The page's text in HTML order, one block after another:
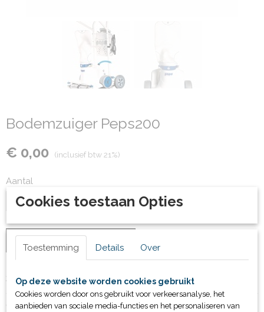
Bodemzuiger Peps200
€ 0,00 (inclusief btw 21%)
Aantal
IN WINKELWAGEN
Specificaties
Omschrijving
Cookies toestaan Opties
Toestemming Details Over
Op deze website worden cookies gebruikt
Cookies worden door ons gebruikt voor verkeersanalyse, het
aanbieden van sociale media-functies en het personaliseren van